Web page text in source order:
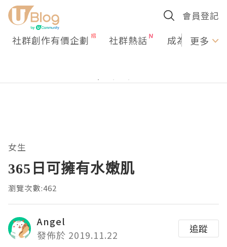
會員登記
社群創作有價企劃 社群熱話 成為U更多
女生
365日可擁有水嫩肌
瀏覽次數:462
Angel
發佈於 2019.11.22
追蹤